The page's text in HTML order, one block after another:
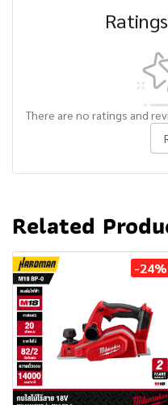
There are no ratings and
Related
-24%